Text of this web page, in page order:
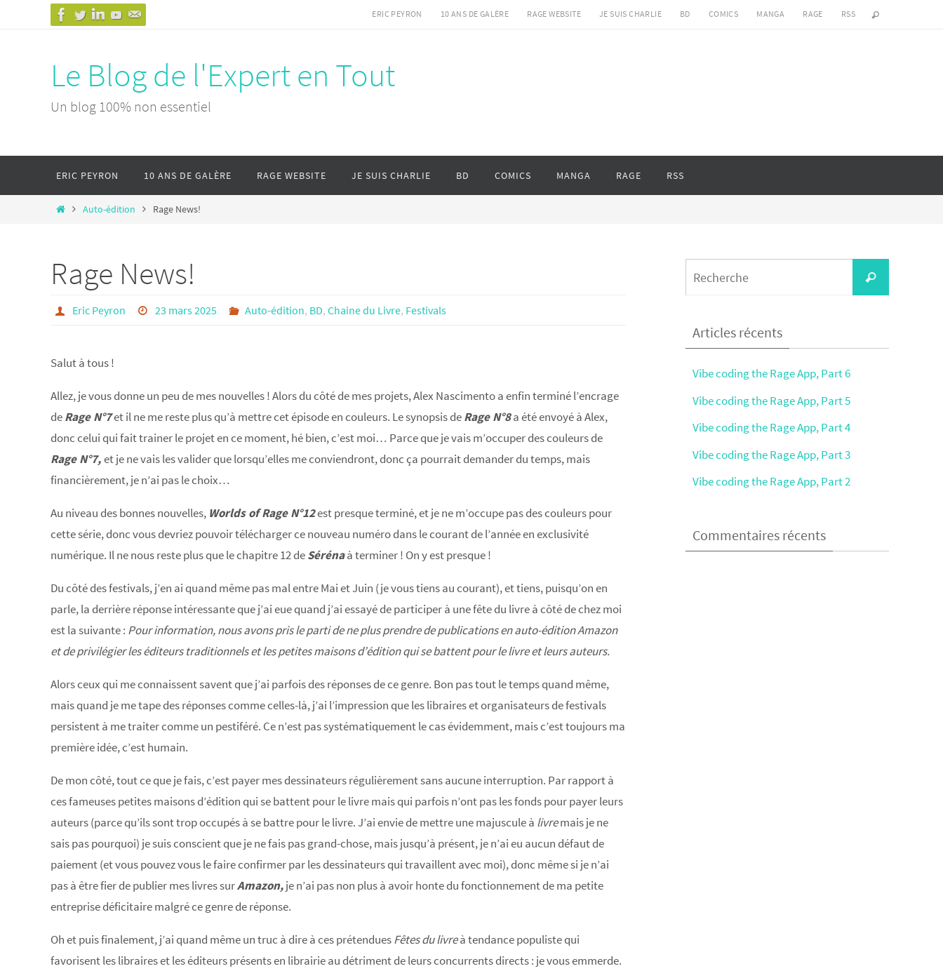
ERIC PEYRON 10 ANS DE GALÈRE RAGE WEBSITE JE SUIS CHARLIE BD COMICS MANGA RAGE RSS
Le Blog de l'Expert en Tout
Un blog 100% non essentiel
le
ERIC PEYRON 10 ANS DE GALÈRE RAGE WEBSITE JE SUIS CHARLIE BD COMICS MANGA RAGE RSS
HomeAuto-édition Rage News!
Rage News!
Eric Peyron 23 mars 2025 Auto-édition, BD,Chaine du Livre, Festivals
Salut à tous !
Allez, je vous donne un peu de mes nouvelles ! Alors du côté de mes projets, Alex Nascimento a enfin terminé l’encrage
deRage N°7et il ne me reste plus qu’à mettre cet épisode en couleurs. Le synopsis deRage N°8a été envoyé à Alex,
donc celui qui fait trainer le projet en ce moment, hé bien, c’est moi… Parce que je vais m’occuper des couleurs de
Rage N°7,et je ne vais les valider que lorsqu’elles me conviendront, donc ça pourrait demander du temps, mais
financièrement, je n’ai pas le choix…
Au niveau des bonnes nouvelles, Worlds of Rage N°12est presque terminé, et je ne m’occupe pas des couleurs pour
cette série, donc vous devriez pouvoir télécharger ce nouveau numéro dans le courant de l’année en exclusivité
numérique. Il ne nous reste plus que le chapitre 12 deSérénaà terminer ! On y est presque !
Du côté des festivals, j’en ai quand même pas mal entre Mai et Juin (je vous tiens au courant), et tiens, puisqu’on en
parle, la derrière réponse intéressante que j’ai eue quand j’ai essayé de participer à une fête du livre à côté de chez moi
est la suivante : Pour information, nous avons pris le parti de ne plus prendre de publications en auto-édition Amazon
et de privilégier les éditeurs traditionnels et les petites maisons d’édition qui se battent pour le livre et leurs auteurs.
Alors ceux qui me connaissent savent que j’ai parfois des réponses de ce genre. Bon pas tout le temps quand même,
mais quand je me tape des réponses comme celles-là, j’ai l’impression que les libraires et organisateurs de festivals
persistent à me traiter comme un pestiféré. Ce n’est pas systématiquement le cas évidemment, mais c’est toujours ma
première idée, c’est humain.
De mon côté, tout ce que je fais, c’est payer mes dessinateurs régulièrement sans aucune interruption. Par rapport à
ces fameuses petites maisons d’édition qui se battent pour le livre mais qui parfois n’ont pas les fonds pour payer leurs
auteurs (parce qu’ils sont trop occupés à se battre pour le livre. J’ai envie de mettre une majuscule à livremais je ne
sais pas pourquoi) je suis conscient que je ne fais pas grand-chose, mais jusqu’à présent, je n’ai eu aucun défaut de
paiement (et vous pouvez vous le faire confirmer par les dessinateurs qui travaillent avec moi), donc même si je n’ai
pas à être fier de publier mes livres surAmazon,je n’ai pas non plus à avoir honte du fonctionnement de ma petite
entreprise déficitaire malgré ce genre de réponse.
Oh et puis finalement, j’ai quand même un truc à dire à ces prétenduesFêtes du livreà tendance populiste qui
favorisent les libraires et les éditeurs présents en librairie au détriment de leurs concurrents directs : je vous emmerde.
Recherche
Articles récents
Vibe coding the Rage App, Part 6
Vibe coding the Rage App, Part 5
Vibe coding the Rage App, Part 4
Vibe coding the Rage App, Part 3
Vibe coding the Rage App, Part 2
Commentaires récents